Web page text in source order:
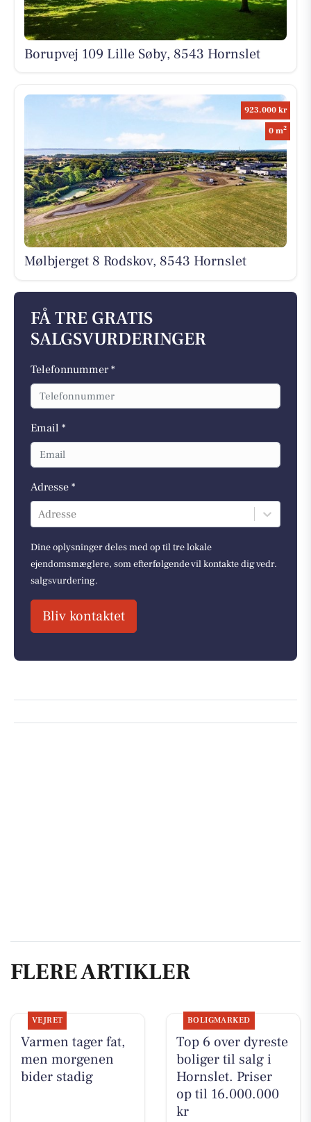
Borupvej 109 Lille Søby, 8543 Hornslet
923.000 kr
0 m2
Mølbjerget 8 Rodskov, 8543 Hornslet
FÅ TRE GRATIS
SALGSVURDERINGER
Telefonnummer *
Email *
Adresse *
Adresse
Dine oplysninger deles med op til tre lokale
ejendomsmæglere, som efterfølgende vil kontakte dig vedr.
salgsvurdering.
Bliv kontaktet
FLERE ARTIKLER
VEJRET
Varmen tager fat,
men morgenen
bider stadig
BOLIGMARKED
Top 6 over dyreste
boliger til salg i
Hornslet. Priser
op til 16.000.000
kr